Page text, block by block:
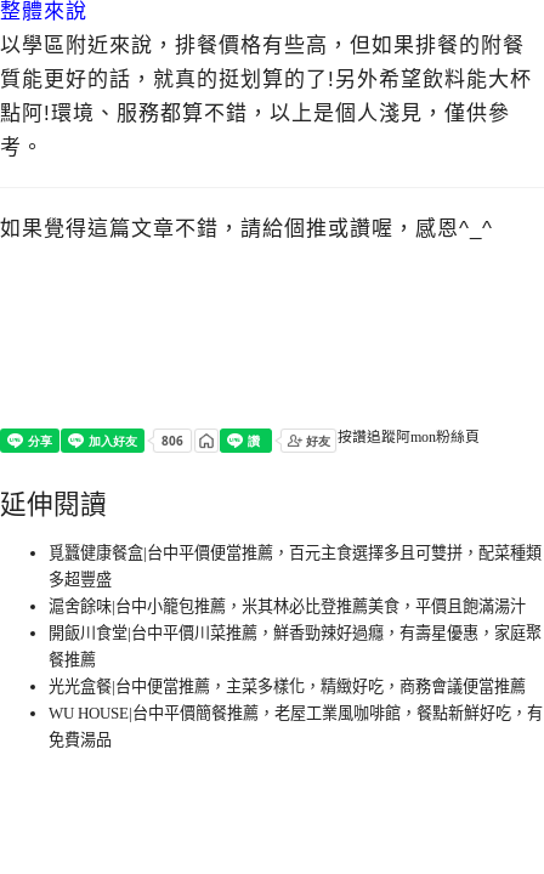
整體來說
以學區附近來說，排餐價格有些高，但如果排餐的附餐
質能更好的話，就真的挺划算的了!另外希望飲料能大杯
點阿!環境、服務都算不錯，以上是個人淺見，僅供參
考。
如果覺得這篇文章不錯，請給個推或讚喔，感恩^_^
按讚追蹤阿mon粉絲頁
延伸閱讀
覓蠶健康餐盒|台中平價便當推薦，百元主食選擇多且可雙拼，配菜種類
多超豐盛
滬舍餘味|台中小籠包推薦，米其林必比登推薦美食，平價且飽滿湯汁
開飯川食堂|台中平價川菜推薦，鮮香勁辣好過癮，有壽星優惠，家庭聚
餐推薦
光光盒餐|台中便當推薦，主菜多樣化，精緻好吃，商務會議便當推薦
WU HOUSE|台中平價簡餐推薦，老屋工業風咖啡館，餐點新鮮好吃，有
免費湯品